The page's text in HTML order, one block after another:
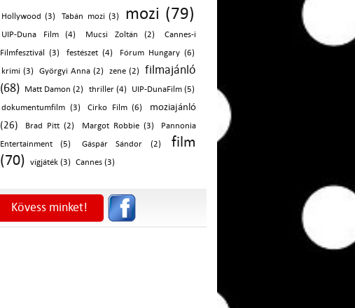
Hollywood (3) Tabán mozi (3) mozi (79)
UIP-Duna Film (4) Mucsi Zoltán (2)
Cannes-i
Filmfesztivál (3)
festészet (4)
Fórum Hungary (6)
krimi (3)
Györgyi Anna (2) zene (2)
filmajánló
(68)
Matt Damon (2) thriller (4)
UIP-DunaFilm (5)
dokumentumfilm (3)
Cirko Film (6)
moziajánló
(26)
Brad Pitt (2) Margot Robbie (3)
Pannonia
Entertainment (5)
Gáspár Sándor (2)
film
(70)
vígjáték (3) Cannes (3)
Kövess minket!